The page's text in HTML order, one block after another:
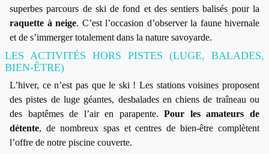
superbes parcours de ski de fond et des sentiers balisés pour la
raquette à neige. C’est l’occasion d’observer la faune hivernale
et de s’immerger totalement dans la nature savoyarde.
LES ACTIVITÉS HORS PISTES (LUGE, BALADES,
BIEN-ÊTRE)
L’hiver, ce n’est pas que le ski ! Les stations voisines proposent
des pistes de luge géantes, desbalades en chiens de traîneau ou
des baptêmes de l’air en parapente.Pour les amateurs de
détente, de nombreux spas et centres de bien-être complètent
l’offre de notre piscine couverte.